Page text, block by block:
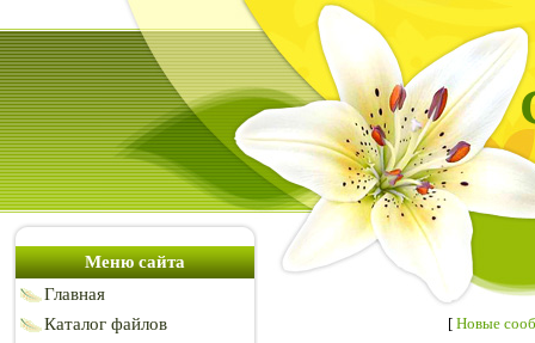
Меню сайта
Главная
Каталог файлов
[ Новые